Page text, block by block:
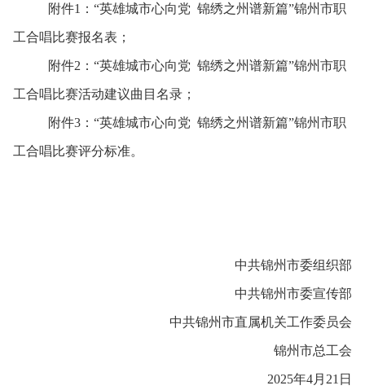
附件1 ：“英雄城市心向党 锦绣之州谱新篇”锦州市职
工合唱比赛报名表；
附件2 ：“英雄城市心向党 锦绣之州谱新篇”锦州市职
工合唱比赛活动建议曲目名录；
附件3：“英雄城市心向党 锦绣之州谱新篇”锦州市职
工合唱比赛评分标准。
中共锦州市委组织部
中共锦州市委宣传部
中共锦州市直属机关工作委员会
锦州市总工会
2025年4月 21 日